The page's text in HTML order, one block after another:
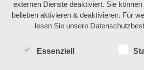
externen Dienste deaktiviert. Sie
belieben aktivieren & deaktivieren. Für
lesen Sie unsere
Essenziell